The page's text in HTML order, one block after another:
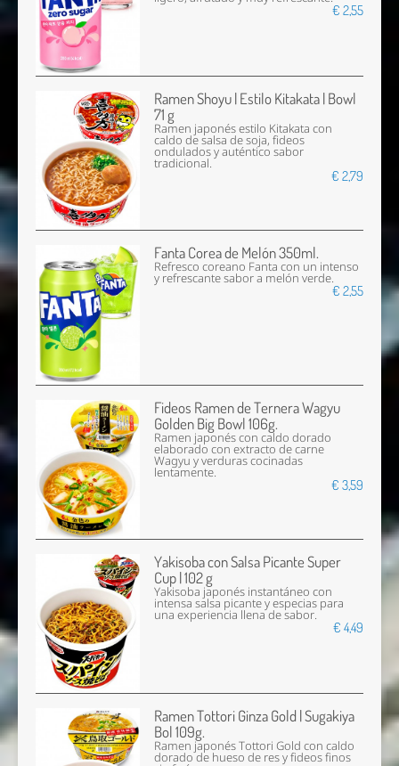
€ 2,55
Ramen Shoyu | Estilo Kitakata | Bowl
71 g
Ramen japonés estilo Kitakata con
caldo de salsa de soja, fideos
ondulados y auténtico sabor
tradicional.
€ 2,79
Fanta Corea de Melón 350ml.
Refresco coreano Fanta con un intenso
y refrescante sabor a melón verde.
€ 2,55
Fideos Ramen de Ternera Wagyu
Golden Big Bowl 106g.
Ramen japonés con caldo dorado
elaborado con extracto de carne
Wagyu y verduras cocinadas
lentamente.
€ 3,59
Yakisoba con Salsa Picante Super
Cup | 102 g
Yakisoba japonés instantáneo con
intensa salsa picante y especias para
una experiencia llena de sabor.
€ 4,49
Ramen Tottori Ginza Gold | Sugakiya
Bol 109g.
Ramen japonés Tottori Gold con caldo
dorado de hueso de res y fideos finos